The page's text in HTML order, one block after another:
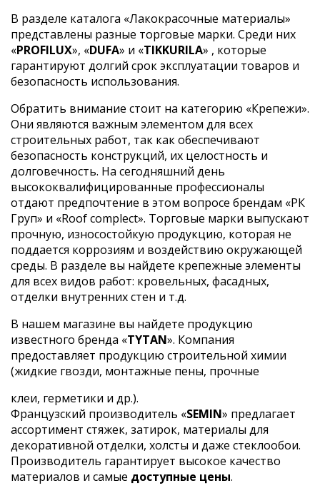
В разделе каталога «Лакокрасочные материалы»
представлены разные торговые марки. Среди них
«PROFILUX», «DUFA» и «TIKKURILA» , которые
гарантируют долгий срок эксплуатации товаров и
безопасность использования.
Обратить внимание стоит на категорию «Крепежи».
Они являются важным элементом для всех
строительных работ, так как обеспечивают
безопасность конструкций, их целостность и
долговечность. На сегодняшний день
высококвалифицированные профессионалы
отдают предпочтение в этом вопросе брендам «РК
Груп» и «Roof complect». Торговые марки выпускают
прочную, износостойкую продукцию, которая не
поддается коррозиям и воздействию окружающей
среды. В разделе вы найдете крепежные элементы
для всех видов работ: кровельных, фасадных,
отделки внутренних стен и т.д.
В нашем магазине вы найдете продукцию
известного бренда «TYTAN». Компания
предоставляет продукцию строительной химии
(жидкие гвозди, монтажные пены, прочные
клеи, герметики и др.).
Французский производитель «SEMIN» предлагает
ассортимент стяжек, затирок, материалы для
декоративной отделки, холсты и даже стеклообои.
Производитель гарантирует высокое качество
материалов и самые доступные цены.